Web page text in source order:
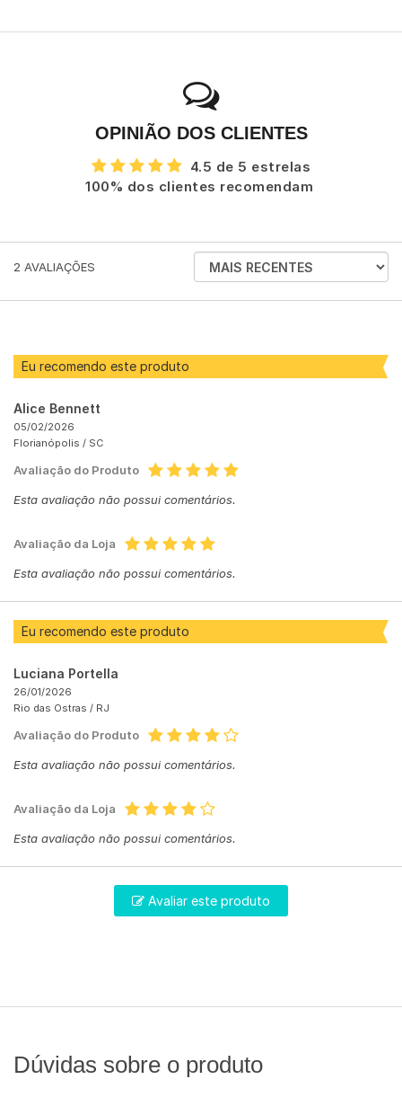
OPINIÃO DOS CLIENTES
4.5 de 5 estrelas
100% dos clientes recomendam
2 AVALIAÇÕES
ORDENAR
AVALIAÇÕES
Eu recomendo este produto
Alice Bennett
05/02/2026
Florianópolis / SC
Avaliação do Produto
Esta avaliação não possui comentários.
Avaliação da Loja
Esta avaliação não possui comentários.
Eu recomendo este produto
Luciana Portella
26/01/2026
Rio das Ostras / RJ
Avaliação do Produto
Esta avaliação não possui comentários.
Avaliação da Loja
Esta avaliação não possui comentários.
Avaliar este produto
Dúvidas sobre o produto